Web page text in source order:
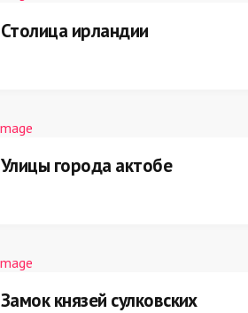
Столица ирландии
Улицы города актобе
Замок князей сулковских